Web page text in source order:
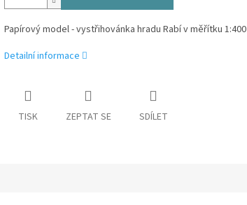
Papírový model - vystřihovánka hradu Rabí v měřítku 1:400
Detailní informace
TISK ZEPTAT SE SDÍLET